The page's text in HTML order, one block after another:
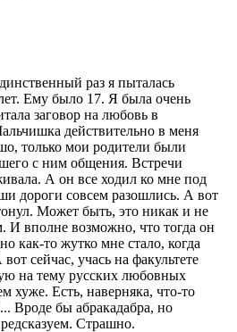
раз я пыталась
Ему было 17. Я была очень
заговор на любовь в
действительно в меня
только мои родители были
с ним общения. Встречи
А он все ходил ко мне под
дороги совсем разошлись. А вот
Может быть, это никак и не
И вполне возможно, что тогда он
как-то жутко мне стало, когда
сейчас, учась на факультете
на тему русских любовных
хуже. Есть, наверняка, что-то
Вроде бы абракадабра, но
Страшно.